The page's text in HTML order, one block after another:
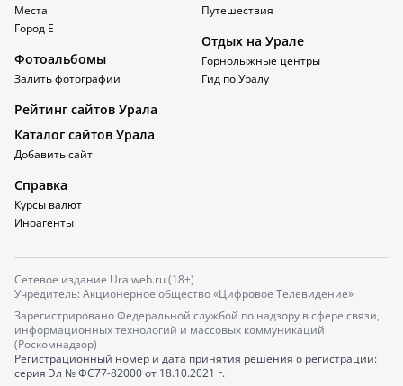
Места
Город Е
Фотоальбомы
Залить фотографии
Путешествия
Отдых на Урале
Горнолыжные центры
Гид по Уралу
Рейтинг сайтов Урала
Каталог сайтов Урала
Добавить сайт
Справка
Курсы валют
Иноагенты
Сетевое издание Uralweb.ru (18+)
Учредитель: Акционерное общество «Цифровое Телевидение»
Зарегистрировано Федеральной службой по надзору в сфере связи,
информационных технологий и массовых коммуникаций
(Роскомнадзор)
Регистрационный номер и дата принятия решения о регистрации:
серия Эл № ФС77-82000от 18.10.2021 г.